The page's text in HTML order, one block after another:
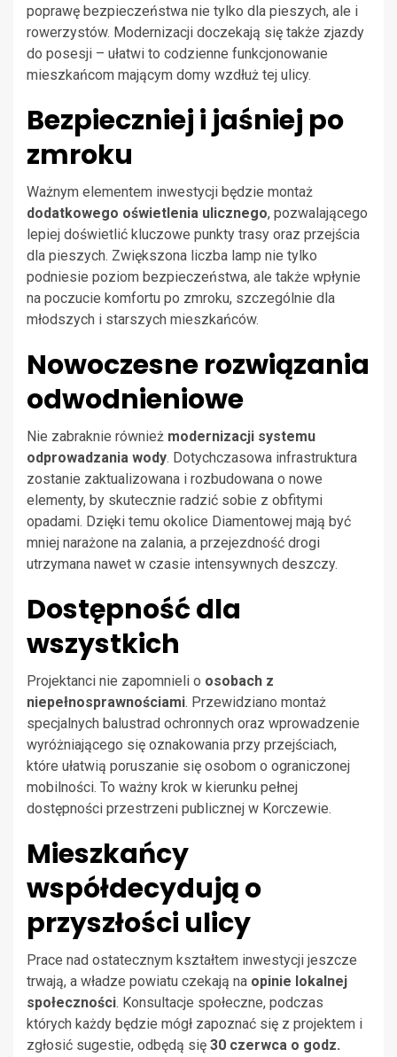
poprawę bezpieczeństwa nie tylko dla pieszych, ale i
rowerzystów. Modernizacji doczekają się także zjazdy
do posesji – ułatwi to codzienne funkcjonowanie
mieszkańcom mającym domy wzdłuż tej ulicy.
Bezpieczniej i jaśniej po
zmroku
Ważnym elementem inwestycji będzie montaż
dodatkowego oświetlenia ulicznego, pozwalającego
lepiej doświetlić kluczowe punkty trasy oraz przejścia
dla pieszych. Zwiększona liczba lamp nie tylko
podniesie poziom bezpieczeństwa, ale także wpłynie
na poczucie komfortu po zmroku, szczególnie dla
młodszych i starszych mieszkańców.
Nowoczesne rozwiązania
odwodnieniowe
Nie zabraknie również modernizacji systemu
odprowadzania wody. Dotychczasowa infrastruktura
zostanie zaktualizowana i rozbudowana o nowe
elementy, by skutecznie radzić sobie z obfitymi
opadami. Dzięki temu okolice Diamentowej mają być
mniej narażone na zalania, a przejezdność drogi
utrzymana nawet w czasie intensywnych deszczy.
Dostępność dla
wszystkich
Projektanci nie zapomnieli o osobach z
niepełnosprawnościami. Przewidziano montaż
specjalnych balustrad ochronnych oraz wprowadzenie
wyróżniającego się oznakowania przy przejściach,
które ułatwią poruszanie się osobom o ograniczonej
mobilności. To ważny krok w kierunku pełnej
dostępności przestrzeni publicznej w Korczewie.
Mieszkańcy
współdecydują o
przyszłości ulicy
Prace nad ostatecznym kształtem inwestycji jeszcze
trwają, a władze powiatu czekają na opinie lokalnej
społeczności. Konsultacje społeczne, podczas
których każdy będzie mógł zapoznać się z projektem i
zgłosić sugestie, odbędą się 30 czerwca o godz.